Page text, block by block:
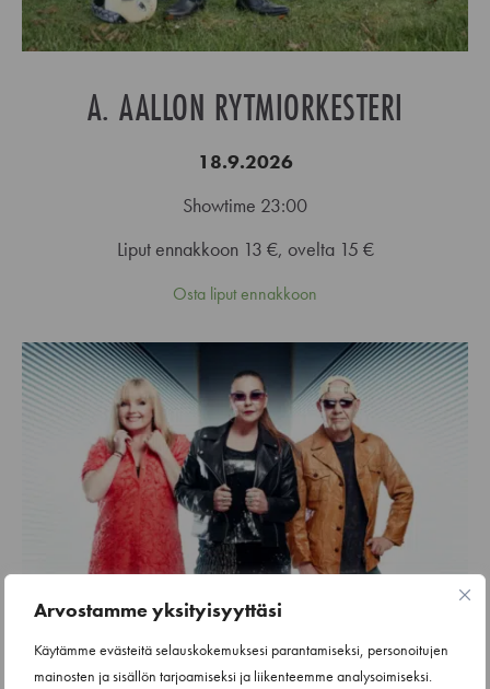
Arvostamme yksityisyyttäsi
Käytämme evästeitä selauskokemuksesi parantamiseksi, personoitujen
mainosten ja sisällön tarjoamiseksi ja liikenteemme analysoimiseksi.
A. AALLON RYTMIORKESTERI
18.9.2026
Showtime 23:00
Liput ennakkoon 13 €, ovelta 15 €
Osta liput ennakkoon